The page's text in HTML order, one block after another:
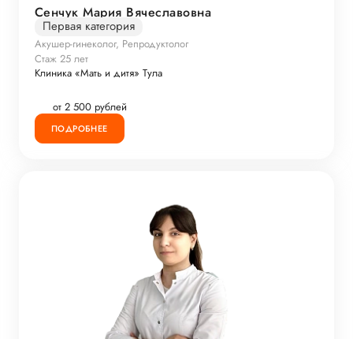
Сенчук Мария Вячеславовна
Первая категория
Акушер-гинеколог, Репродуктолог
Стаж 25 лет
Клиника «Мать и дитя» Тула
от 2 500 рублей
ПОДРОБНЕЕ